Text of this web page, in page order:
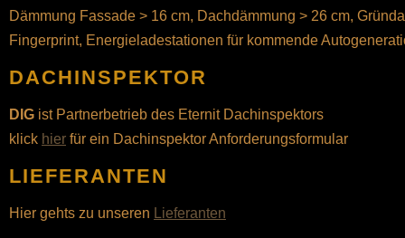
Dämmung Fassade > 16 cm, Dachdämmung > 26 cm,
Fingerprint, Energieladestationen für kommende
DACHINSPEKTOR
DIG ist Partnerbetrieb des Eternit Dachinspektors
klick hier für ein Dachinspektor Anforderungsformular
LIEFERANTEN
Hier gehts zu unseren Lieferanten